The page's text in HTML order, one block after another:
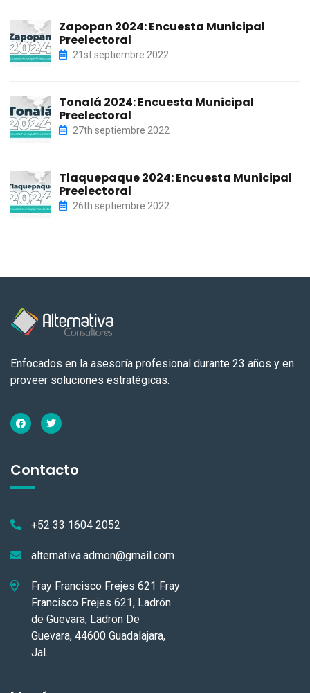
Zapopan 2024: Encuesta Municipal
Preelectoral
21st septiembre 2022
Tonalá 2024: Encuesta Municipal
Preelectoral
27th septiembre 2022
Tlaquepaque 2024: Encuesta Municipal
Preelectoral
26th septiembre 2022
Enfocados en la asesoría profesional durante 23 años y en
proveer soluciones estratégicas.
Contacto
+52 33 1604 2052
alternativa.admon@gmail.com
Fray Francisco Frejes 621 Fray
Francisco Frejes 621, Ladrón
de Guevara, Ladron De
Guevara, 44600 Guadalajara,
Jal.